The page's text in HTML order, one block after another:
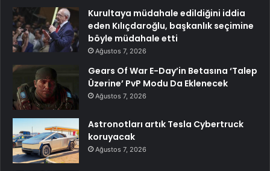
Kurultaya müdahale edildiğini iddia
eden Kılıçdaroğlu, başkanlık seçimine
böyle müdahale etti
Ağustos 7, 2026
Gears Of War E-Day’in Betasına ‘Talep
Üzerine’ PvP Modu Da Eklenecek
Ağustos 7, 2026
Astronotları artık Tesla Cybertruck
koruyacak
Ağustos 7, 2026